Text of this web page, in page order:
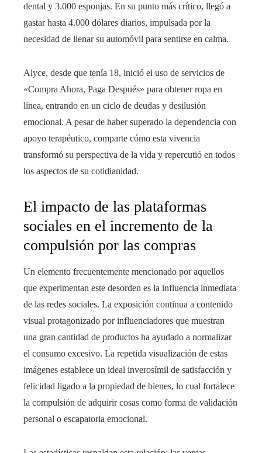
dental y 3.000 esponjas. En su punto más crítico, llegó a
gastar hasta 4.000 dólares diarios, impulsada por la
necesidad de llenar su automóvil para sentirse en calma.
Alyce, desde que tenía 18, inició el uso de servicios de
«Compra Ahora, Paga Después» para obtener ropa en
línea, entrando en un ciclo de deudas y desilusión
emocional. A pesar de haber superado la dependencia con
apoyo terapéutico, comparte cómo esta vivencia
transformó su perspectiva de la vida y repercutió en todos
los aspectos de su cotidianidad.
El impacto de las plataformas
sociales en el incremento de la
compulsión por las compras
Un elemento frecuentemente mencionado por aquellos
que experimentan este desorden es la influencia inmediata
de las redes sociales. La exposición continua a contenido
visual protagonizado por influenciadores que muestran
una gran cantidad de productos ha ayudado a normalizar
el consumo excesivo. La repetida visualización de estas
imágenes establece un ideal inverosímil de satisfacción y
felicidad ligado a la propiedad de bienes, lo cual fortalece
la compulsión de adquirir cosas como forma de validación
personal o escapatoria emocional.